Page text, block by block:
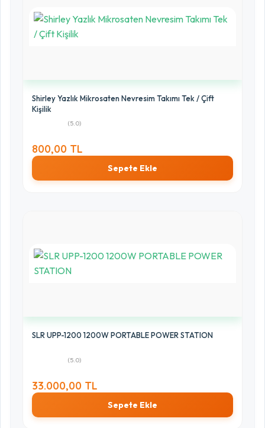
Shirley Yazlık Mikrosaten Nevresim Takımı Tek / Çift
Kişilik
(5.0)
800,00 TL
Sepete Ekle
SLR UPP-1200 1200W PORTABLE POWER STATION
(5.0)
33.000,00 TL
Sepete Ekle